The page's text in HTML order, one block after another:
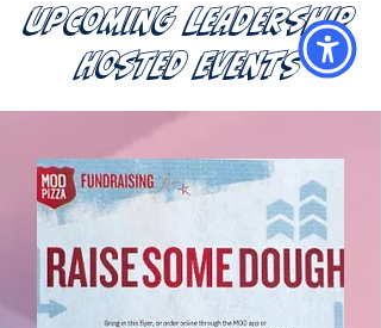
Upcoming Leadership
Hosted Events